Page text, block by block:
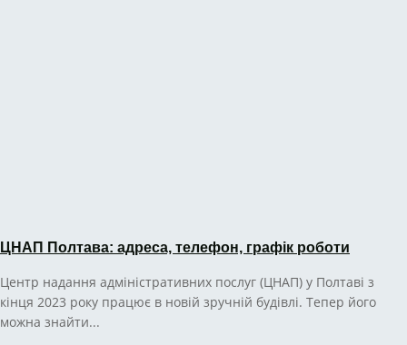
ЦНАП Полтава: адреса, телефон, графік роботи
Центр надання адміністративних послуг (ЦНАП) у Полтаві з
кінця 2023 року працює в новій зручній будівлі. Тепер його
можна знайти...